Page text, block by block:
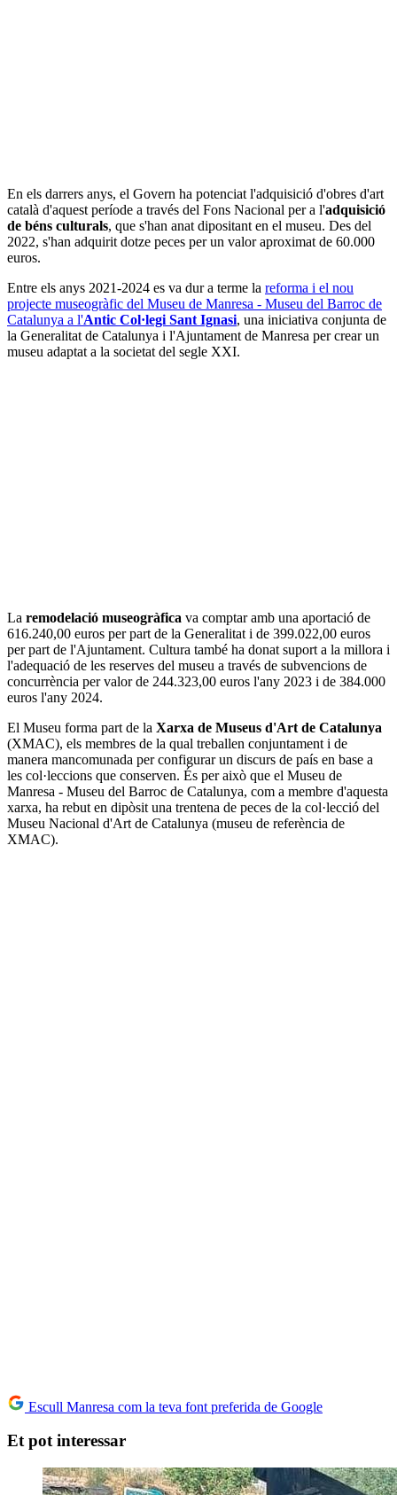
En els darrers anys, el Govern ha potenciat l'adquisició d'obres d'art
català d'aquest període a través del Fons Nacional per a l'adquisició
de béns culturals, que s'han anat dipositant en el museu. Des del
2022, s'han adquirit dotze peces per un valor aproximat de 60.000
euros.
Entre els anys 2021-2024 es va dur a terme la reforma i el nou
projecte museogràfic del Museu de Manresa - Museu del Barroc de
Catalunya a l'Antic Col·legi Sant Ignasi, una iniciativa conjunta de
la Generalitat de Catalunya i l'Ajuntament de Manresa per crear un
museu adaptat a la societat del segle XXI.
La remodelació museogràfica va comptar amb una aportació de
616.240,00 euros per part de la Generalitat i de 399.022,00 euros
per part de l'Ajuntament. Cultura també ha donat suport a la millora i
l'adequació de les reserves del museu a través de subvencions de
concurrència per valor de 244.323,00 euros l'any 2023 i de 384.000
euros l'any 2024.
El Museu forma part de la Xarxa de Museus d'Art de Catalunya
(XMAC), els membres de la qual treballen conjuntament i de
manera mancomunada per configurar un discurs de país en base a
les col·leccions que conserven. És per això que el Museu de
Manresa - Museu del Barroc de Catalunya, com a membre d'aquesta
xarxa, ha rebut en dipòsit una trentena de peces de la col·lecció del
Museu Nacional d'Art de Catalunya (museu de referència de
XMAC).
Escull Manresa com la teva font preferida de Google
Et pot interessar